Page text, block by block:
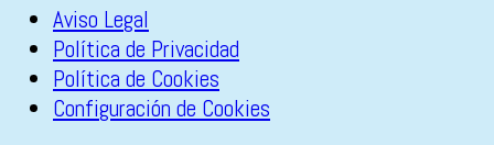
Aviso Legal
Política de Privacidad
Política de Cookies
Configuración de Cookies